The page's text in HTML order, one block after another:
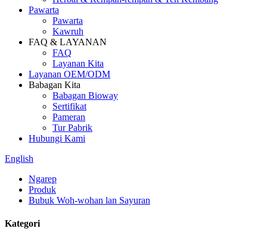
Pawarta
Pawarta
Kawruh
FAQ & LAYANAN
FAQ
Layanan Kita
Layanan OEM/ODM
Babagan Kita
Babagan Bioway
Sertifikat
Pameran
Tur Pabrik
Hubungi Kami
English
Ngarep
Produk
Bubuk Woh-wohan lan Sayuran
Kategori